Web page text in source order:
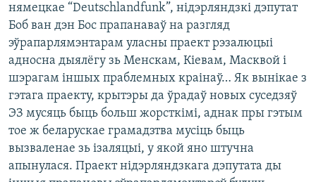
нямецкае “Deutschlandfunk”, нідэрляндзкі дэпутат
Боб ван дэн Бос прапанаваў на разгляд
эўрапарлямэнтарам уласны праект рэзалюцыі
адносна дыялёгу зь Менскам, Кіевам, Масквой і
шэрагам іншых праблемных краінаў… Як вынікае з
гэтага праекту, крытэры да ўрадаў новых суседзяў
ЭЗ мусяць быць больш жорсткімі, аднак пры гэтым
тое ж беларускае грамадзтва мусіць быць
вызваленае зь ізаляцыі, у якой яно штучна
апынулася. Праект нідэрляндзкага дэпутата ды